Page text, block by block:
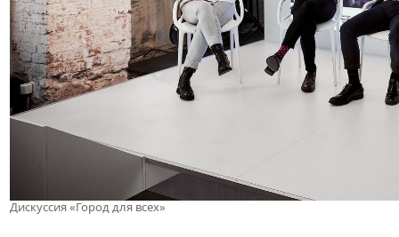
Дискуссия «Город для всех»